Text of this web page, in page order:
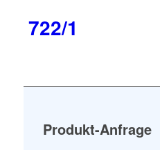
722/1
Produkt-Anfrage